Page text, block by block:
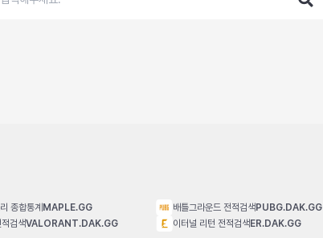
종합통계MAPLE.GG
검색VALORANT.DAK.GG
배틀그라운드 전적검색PUBG.DAK.GG
이터널 리턴 전적검색ER.DAK.GG